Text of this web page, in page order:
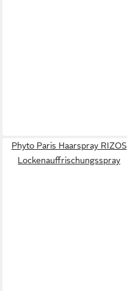
Phyto Paris Haarspray RIZOS
Lockenauffrischungsspray